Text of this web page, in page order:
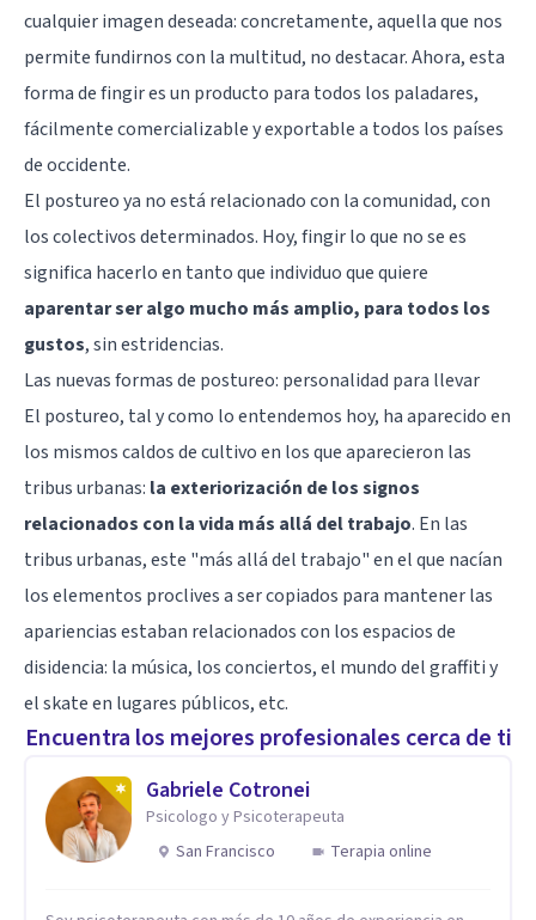
cualquier imagen deseada: concretamente, aquella que nos
permite fundirnos con la multitud, no destacar. Ahora, esta
forma de fingir es un producto para todos los paladares,
fácilmente comercializable y exportable a todos los países
de occidente.
El postureo ya no está relacionado con la comunidad, con
los colectivos determinados. Hoy, fingir lo que no se es
significa hacerlo en tanto que individuo que quiere
aparentar ser algo mucho más amplio, para todos los
gustos, sin estridencias.
Las nuevas formas de postureo: personalidad para llevar
El postureo, tal y como lo entendemos hoy, ha aparecido en
los mismos caldos de cultivo en los que aparecieron las
tribus urbanas: la exteriorización de los signos
relacionados con la vida más allá del trabajo. En las
tribus urbanas, este "más allá del trabajo" en el que nacían
los elementos proclives a ser copiados para mantener las
apariencias estaban relacionados con los espacios de
disidencia: la música, los conciertos, el mundo del graffitiy
el skate en lugares públicos, etc.
Encuentra los mejores profesionales cerca de ti
Gabriele Cotronei
Psicologo y Psicoterapeuta
San Francisco
Terapia online